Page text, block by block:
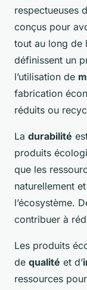
respectueuses
conçus pour
tout au long de
définissent un
l’utilisation de
fabrication
réduits ou
La durabilité
produits
que les
naturellement
l’écosystème.
contribuer à
Les produits
de qualité et d’
ressources